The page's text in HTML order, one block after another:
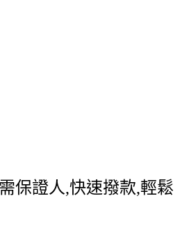
保證人,快速撥款,輕鬆